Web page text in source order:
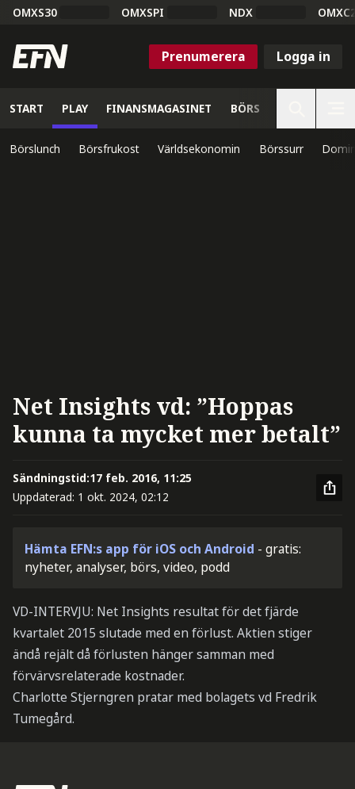
OMXS30 OMXSPI NDX
Prenumerera Logga in
START PLAY FINANSMAGASINET BÖRS
Börslunch Börsfrukost Världsekonomin Börssurr
Net Insights vd: ”Hoppas
kunna ta mycket mer betalt”
Sändningstid:17 feb. 2016, 11:25
Uppdaterad: 1 okt. 2024, 02:12
Hämta EFN:s app för iOS och Android - gratis:
nyheter, analyser, börs, video, podd
VD-INTERVJU: Net Insights resultat för det fjärde
kvartalet 2015 slutade med en förlust. Aktien stiger
ändå rejält då förlusten hänger samman med
förvärvsrelaterade kostnader.
Charlotte Stjerngren pratar med bolagets vd Fredrik
Tumegård.